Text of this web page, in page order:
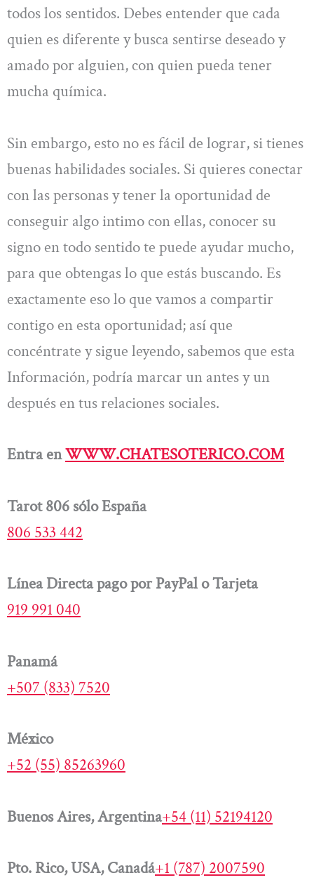
todos los sentidos. Debes entender que cada
quien es diferente y busca sentirse deseado y
amado por alguien, con quien pueda tener
mucha química.
Sin embargo, esto no es fácil de lograr, si tienes
buenas habilidades sociales. Si quieres conectar
con las personas y tener la oportunidad de
conseguir algo intimo con ellas, conocer su
signo en todo sentido te puede ayudar mucho,
para que obtengas lo que estás buscando. Es
exactamente eso lo que vamos a compartir
contigo en esta oportunidad; así que
concéntrate y sigue leyendo, sabemos que esta
Información, podría marcar un antes y un
después en tus relaciones sociales.
Entra enWWW.CHATESOTERICO.COM
Tarot 806 sólo España
806 533 442
Línea Directa pago por PayPal o Tarjeta
919 991 040
Panamá
+507 (833) 7520
México
+52 (55) 85263960
Buenos Aires, Argentina+54 (11) 52194120
Pto. Rico, USA, Canadá+1 (787) 2007590